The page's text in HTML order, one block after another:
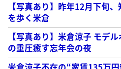
【写真あり】昨年12月下旬
を歩く米倉
【写真あり】米倉涼子 モデ
の重圧癒す忘年会の夜